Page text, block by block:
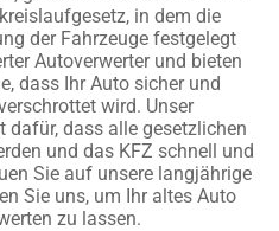
in dem die
der Fahrzeuge festgelegt
Autoverwerter und bieten
dass Ihr Auto sicher und
wird. Unser
dafür, dass alle gesetzlichen
und das KFZ schnell und
Sie auf unsere langjährige
Sie uns, um Ihr altes Auto
zu lassen.